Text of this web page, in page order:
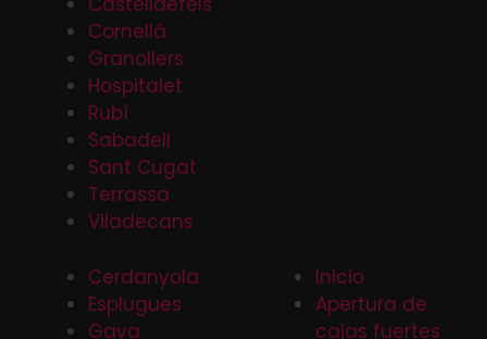
Cornellá
Granollers
Hospitalet
Rubí
Sabadell
Sant Cugat
Terrassa
Viladecans
Cerdanyola
Esplugues
Gava
Inicio
Apertura de
cajas fuertes